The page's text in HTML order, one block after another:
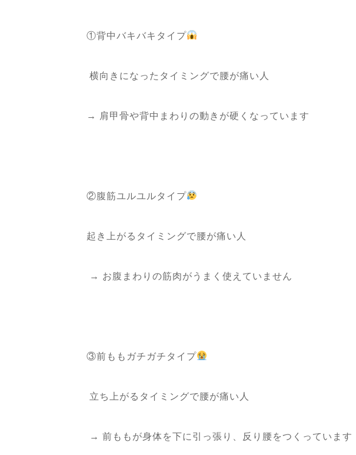
①背中バキバキタイプ
横向きになったタイミングで腰が痛い人
→ 肩甲骨や背中まわりの動きが硬くなっています
②腹筋ユルユルタイプ
起き上がるタイミングで腰が痛い人
→ お腹まわりの筋肉がうまく使えていません
③前ももガチガチタイプ
立ち上がるタイミングで腰が痛い人
→ 前ももが身体を下に引っ張り、反り腰をつくっています